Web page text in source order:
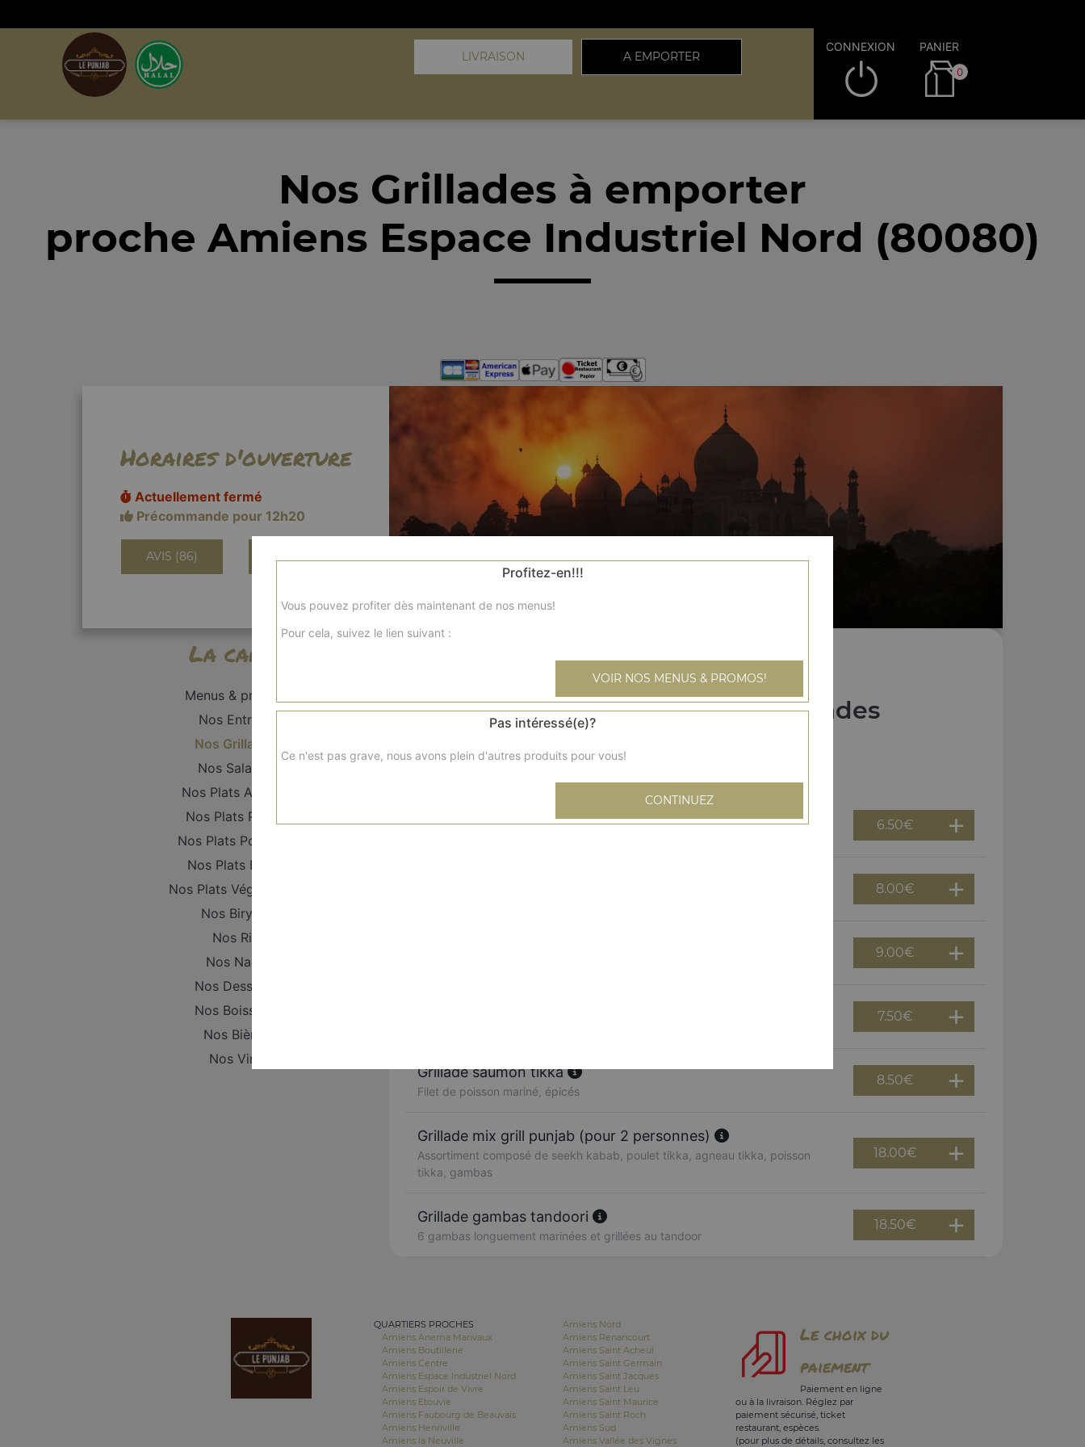
LIVRAISON A EMPORTER
CONNEXION PANIER
0
Nos Grillades à emporter
proche Amiens Espace Industriel Nord (80080)
Horaires d'ouverture
Actuellement fermé
Précommande pour 12h20
AVIS (86)
La carte
Menus & promos
Nos Entrées
Nos Grillades
Nos Salades
Nos Plats Agneau
Nos Plats Poulet
Nos Plats Poissons
Nos Plats Boeuf
Nos Plats Végétariens
Nos Biryani
Nos Riz
Nos Naan
Nos Desserts
Nos Boissons
Nos Bières
Nos Vins
Nos Grillades
Grillade poulet tandoori 6.50€
8.00€
9.00€
7.50€
Grillade saumon tikka
Filet de poisson mariné, épicés
8.50€
Grillade mix grill punjab (pour 2 personnes)
Assortiment composé de seekh kabab, poulet tikka, agneau tikka, poisson
tikka, gambas
18.00€
Grillade gambas tandoori
6 gambas longuement marinées et grillées au tandoor
18.50€
QUARTIERS PROCHES
Amiens Anema Marivaux
Amiens Boutillerie
Amiens Centre
Amiens Espace Industriel Nord
Amiens Espoir de Vivre
Amiens Etouvie
Amiens Faubourg de Beauvais
Amiens Henriville
Amiens la Neuville
Amiens Nord
Amiens Renancourt
Amiens Saint Acheul
Amiens Saint Germain
Amiens Saint Jacques
Amiens Saint Leu
Amiens Saint Maurice
Amiens Saint Roch
Amiens Sud
Amiens Vallée des Vignes
Le choix du
paiement
Paiement en ligne
ou à la livraison. Réglez par
paiement sécurisé, ticket
restaurant, espèces.
(pour plus de détails, consultez les
Profitez-en!!!
Vous pouvez profiter dès maintenant de nos menus!
Pour cela, suivez le lien suivant :
VOIR NOS MENUS & PROMOS!
Pas intéressé(e)?
Ce n'est pas grave, nous avons plein d'autres produits pour vous!
CONTINUEZ